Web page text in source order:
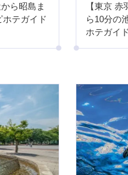
ら昭島ま
テガイド
【東京
ら10分の
ホテガイ